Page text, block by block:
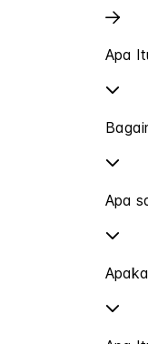
Apa
Apa